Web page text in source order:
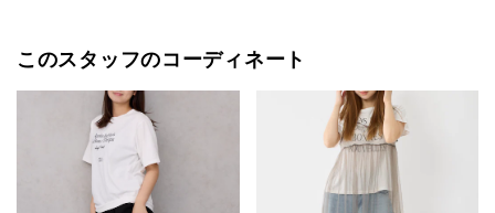
このスタッフのコーディネート